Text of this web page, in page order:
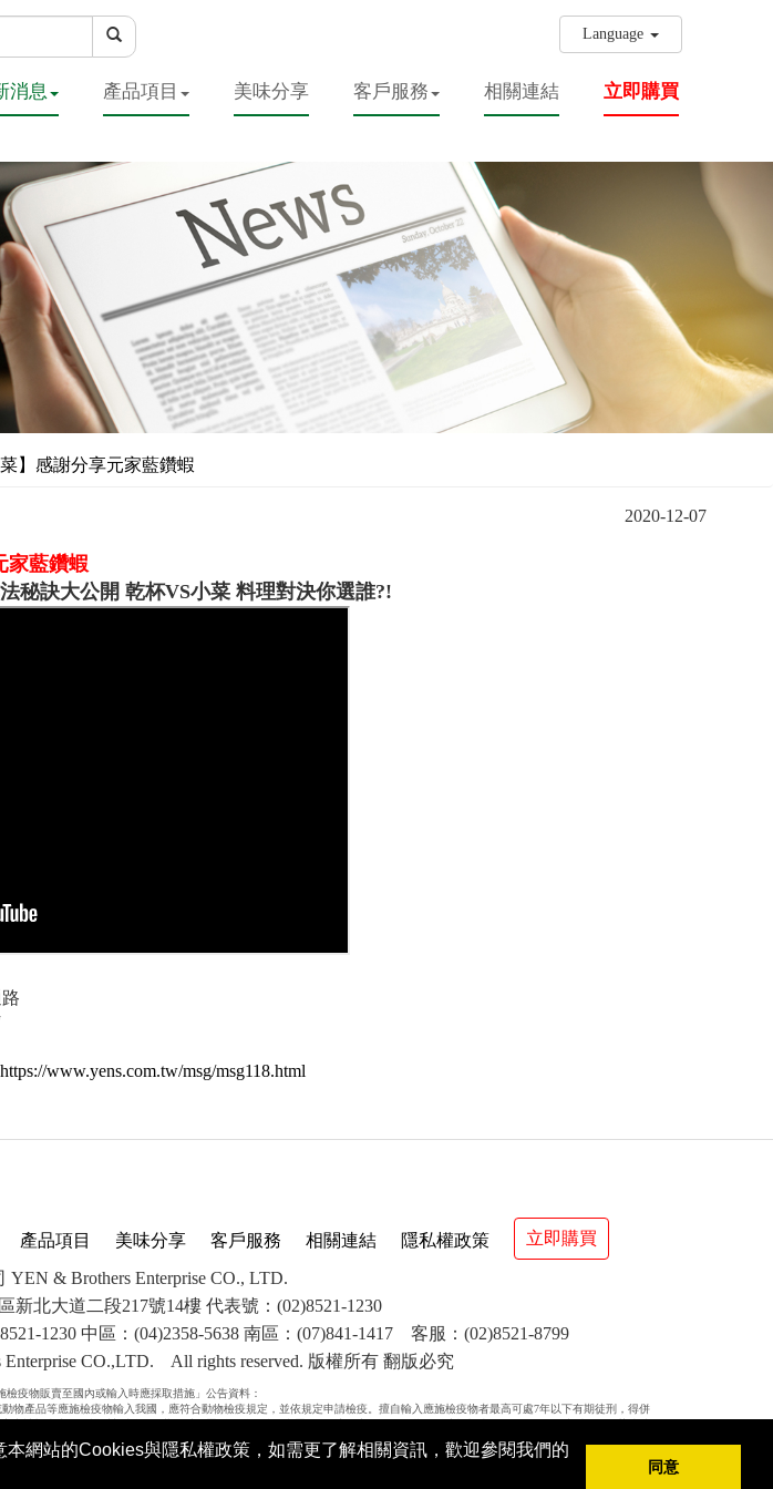
網站的Cookies與隱私權政策，如需更了解相關資訊，歡迎參閱我們的
同意
Language
消息 產品項目 美味分享 客戶服務 相關連結 立即購買
菜】感謝分享元家藍鑽蝦
2020-12-07
家藍鑽蝦
秘訣大公開 乾杯VS小菜 料理對決你選誰?!
https://www.yens.com.tw/msg/msg118.html
產品項目 美味分享 客戶服務 相關連結 隱私權政策 立即購買
& Brothers Enterprise CO., LTD.
新北大道二段217號14樓 代表號：(02)8521-1230
1230 中區：(04)2358-5638 南區：(07)841-1417 客服：(02)8521-8799
CO.,LTD. All rights reserved. 版權所有 翻版必究
疫物販賣至國內或輸入時應採取措施」公告資料：
物產品等應施檢疫物輸入我國，應符合動物檢疫規定，並依規定申請檢疫。擅自輸入應施檢疫物者最高可處7年以下有期徒刑，得併
寄送輸入應施檢疫物送交輸出入動物檢疫機關銷燬者，處新臺幣3萬元以上15萬元以下罰鍰。